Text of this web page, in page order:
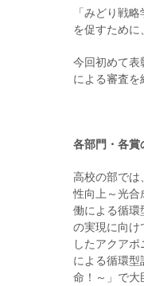
「みどり戦
を促すために
今回初めて表
による審査を
各部門・各賞
高校の部では
性向上～光合
働による循環
の実現に向け
したアクア
による循環
命！～」で大